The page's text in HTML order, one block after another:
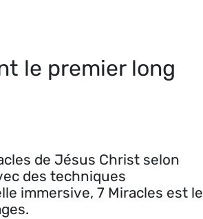
le premier long
de Jésus Christ selon
des techniques
immersive, 7 Miracles est le